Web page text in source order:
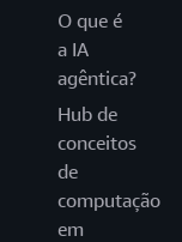
O que é
a IA
agêntica?
Hub de
conceitos
de
computação
em